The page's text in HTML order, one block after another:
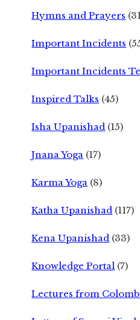
Hymns and Prayers
Important Incidents
Important Incidents
Inspired Talks (45)
Isha Upanishad (15)
Jnana Yoga (17)
Karma Yoga (8)
Katha Upanishad (117)
Kena Upanishad (33)
Knowledge Portal (7)
Lectures from